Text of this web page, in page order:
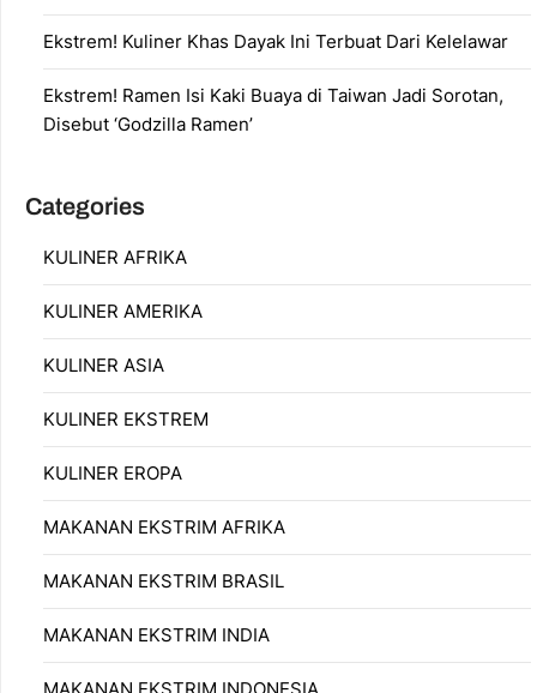
Ekstrem! Kuliner Khas Dayak Ini Terbuat Dari Kelelawar
Ekstrem! Ramen Isi Kaki Buaya di Taiwan Jadi Sorotan,
Disebut ‘Godzilla Ramen’
Categories
KULINER AFRIKA
KULINER AMERIKA
KULINER ASIA
KULINER EKSTREM
KULINER EROPA
MAKANAN EKSTRIM AFRIKA
MAKANAN EKSTRIM BRASIL
MAKANAN EKSTRIM INDIA
MAKANAN EKSTRIM INDONESIA